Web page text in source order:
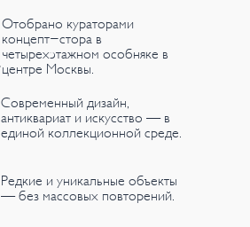
Отобрано кураторами
концепт-стора в
четырехэтажном особняке в
центре Москвы.
Современный дизайн,
антиквариат и искусство — в
единой коллекционной среде.
Редкие и уникальные объекты
— без массовых повторений.